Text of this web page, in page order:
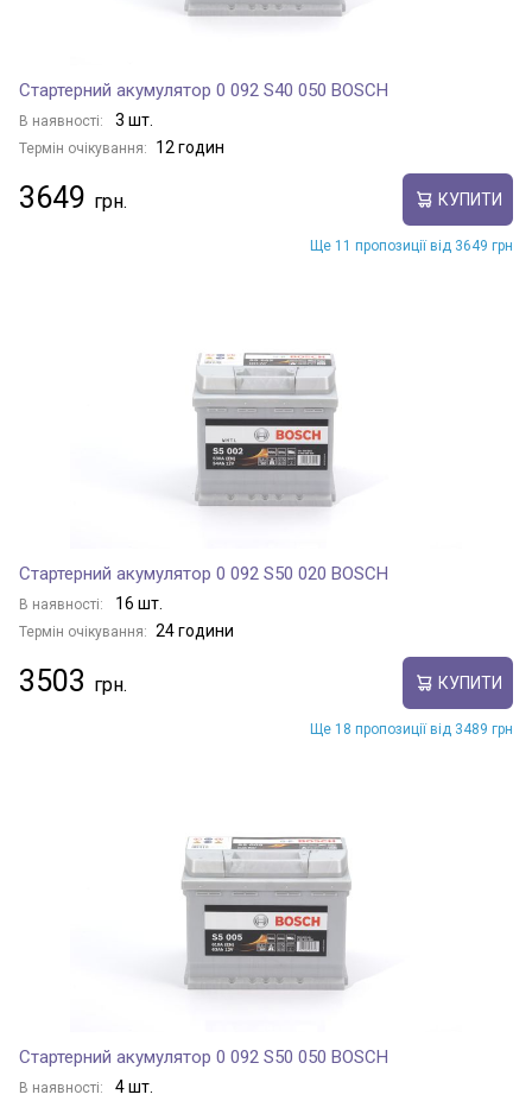
Стартерний акумулятор 0 092 S40 050 BOSCH
В наявності: 3 шт.
Термін очікування: 12 годин
3649 КУПИТИ
Ще 11 пропозиції від 3649 грн
Стартерний акумулятор 0 092 S50 020 BOSCH
В наявності: 16 шт.
Термін очікування: 24 години
3503 КУПИТИ
Ще 18 пропозиції від 3489 грн
Стартерний акумулятор 0 092 S50 050 BOSCH
В наявності: 4 шт.